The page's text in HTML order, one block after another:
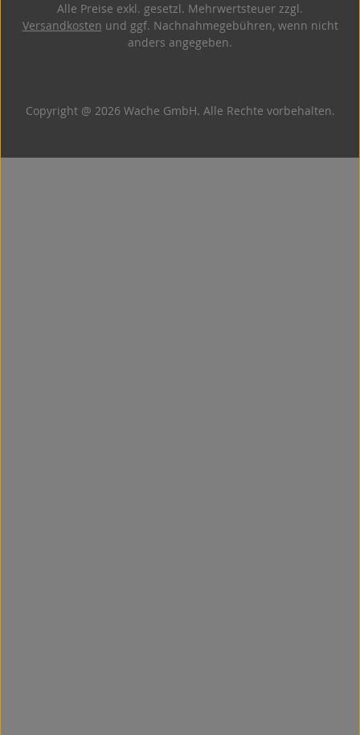
Copyright @ 2026 Wache GmbH. Alle Rechte vorbehalten.
Alle Preise exkl. gesetzl. Mehrwertsteuer zzgl.
Versandkosten und ggf. Nachnahmegebühren, wenn nicht
anders angegeben.